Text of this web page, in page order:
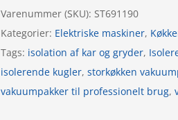
sous
vide
-
100
stk
Varenummer (SKU): ST691190
Kategorier: Elektriske maskiner,
Tags: isolation af kar og gryder,
isolerende kugler, storkøkken
vakuumpakker til professionelt brug,